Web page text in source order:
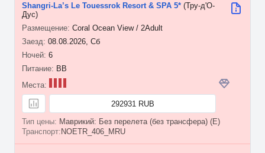
08.08.2026, Сб
6
Shangri-La’s Le Touessrok Resort & SPA 5* (Тру-д'О-
Дус)
Coral Ocean View / 2Adult
BB
292931 RUB
Маврикий: Без перелета (без трансфера) (E)
NOETR_406_MRU